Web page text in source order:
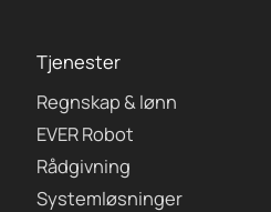
Tjenester
Regnskap & lønn
EVER Robot
Rådgivning
Systemløsninger